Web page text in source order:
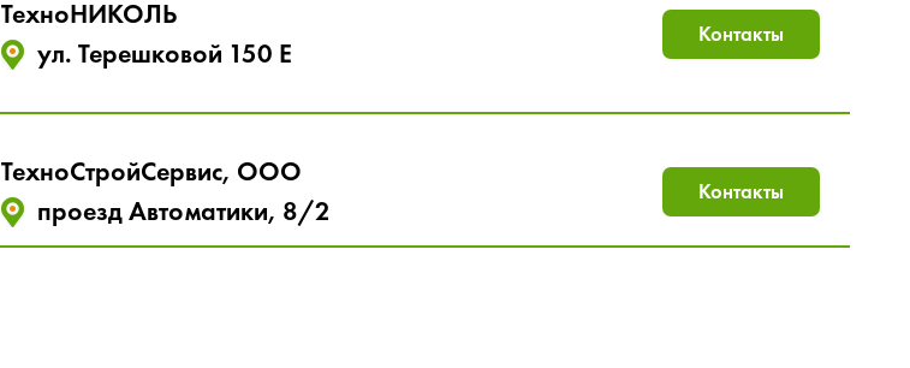
ТехноНИКОЛЬ
ул. Терешковой 150 Е
Контакты
ТехноСтройСервис, ООО
проезд Автоматики, 8/2
Контакты